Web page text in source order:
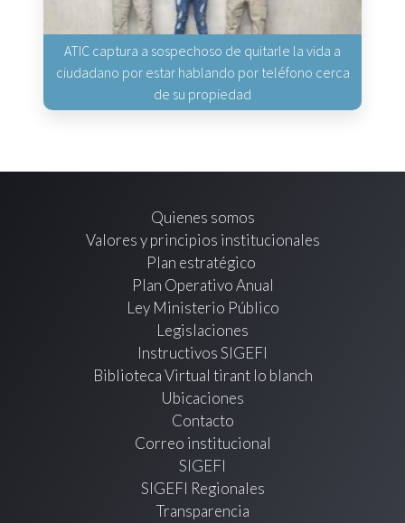
ATIC captura a sospechoso de quitarle la vida a
ciudadano por estar hablando por teléfono cerca
de su propiedad
Quienes somos
Valores y principios institucionales
Plan estratégico
Plan Operativo Anual
Ley Ministerio Público
Legislaciones
Instructivos SIGEFI
Biblioteca Virtual tirant lo blanch
Ubicaciones
Contacto
Correo institucional
SIGEFI
SIGEFI Regionales
Transparencia